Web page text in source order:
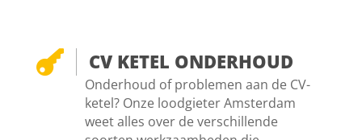
 CV KETEL ONDERHOUD
Onderhoud of problemen aan de CV-
ketel? Onze loodgieter Amsterdam
weet alles over de verschillende